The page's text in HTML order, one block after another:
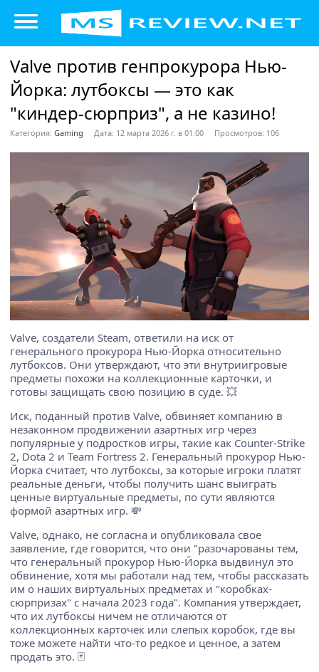
Valve против генпрокурора Нью-
Йорка: лутбоксы — это как
"киндер-сюрприз", а не казино!
Категория: Gaming Дата: 12 марта 2026 г. в 01:00 Просмотров: 106
Valve, создатели Steam, ответили на иск от
генерального прокурора Нью-Йорка относительно
лутбоксов. Они утверждают, что эти внутриигровые
предметы похожи на коллекционные карточки, и
готовы защищать свою позицию в суде. 💥
Иск, поданный против Valve, обвиняет компанию в
незаконном продвижении азартных игр через
популярные у подростков игры, такие как Counter-Strike
2, Dota 2 и Team Fortress 2. Генеральный прокурор Нью-
Йорка считает, что лутбоксы, за которые игроки платят
реальные деньги, чтобы получить шанс выиграть
ценные виртуальные предметы, по сути являются
формой азартных игр. 💸
Valve, однако, не согласна и опубликовала свое
заявление, где говорится, что они "разочарованы тем,
что генеральный прокурор Нью-Йорка выдвинул это
обвинение, хотя мы работали над тем, чтобы рассказать
им о наших виртуальных предметах и ​​"коробках-
сюрпризах" с начала 2023 года". Компания утверждает,
что их лутбоксы ничем не отличаются от
коллекционных карточек или слепых коробок, где вы
тоже можете найти что-то редкое и ценное, а затем
продать это. 🃏